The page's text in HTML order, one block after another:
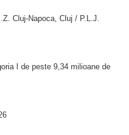
Cluj-Napoca, Cluj / P.L.J.
I de peste 9,34 milioane de